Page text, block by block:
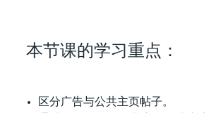
本节课的学习重点：
区分广告与公共主页帖子。